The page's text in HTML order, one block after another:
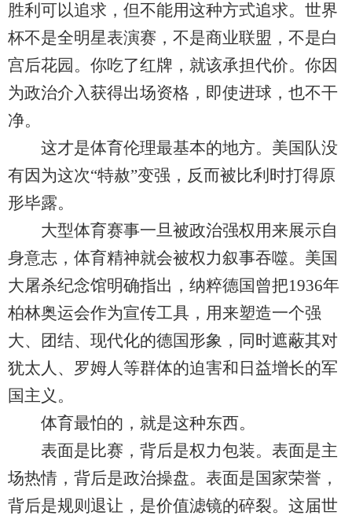
胜利可以追求，但不能用这种方式追求。世界
杯不是全明星表演赛，不是商业联盟，不是白
宫后花园。你吃了红牌，就该承担代价。你因
为政治介入获得出场资格，即使进球，也不干
净。
这才是体育伦理最基本的地方。美国队没
有因为这次“特赦”变强，反而被比利时打得原
形毕露。
大型体育赛事一旦被政治强权用来展示自
身意志，体育精神就会被权力叙事吞噬。美国
大屠杀纪念馆明确指出，纳粹德国曾把1936年
柏林奥运会作为宣传工具，用来塑造一个强
大、团结、现代化的德国形象，同时遮蔽其对
犹太人、罗姆人等群体的迫害和日益增长的军
国主义。
体育最怕的，就是这种东西。
表面是比赛，背后是权力包装。表面是主
场热情，背后是政治操盘。表面是国家荣誉，
背后是规则退让，是价值滤镜的碎裂。这届世